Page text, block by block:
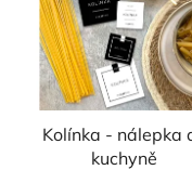
Kolínka - nálepka
kuchyně